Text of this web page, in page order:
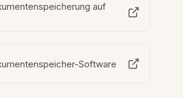
auf
Software